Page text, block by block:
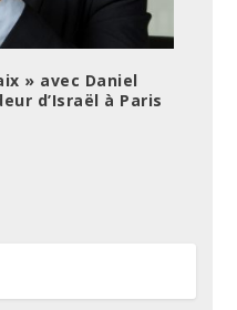
» avec Daniel
d’Israël à Paris